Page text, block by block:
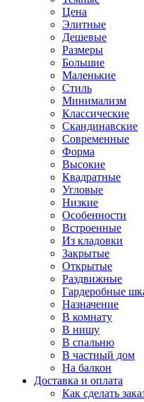
Цена
Элитные
Дешевые
Размеры
Большие
Маленькие
Стиль
Минимализм
Классические
Скандинавские
Современные
Форма
Высокие
Квадратные
Угловые
Низкие
Особенности
Встроенные
Из кладовки
Закрытые
Открытые
Раздвижные
Гардеробные
Назначение
В комнату
В нишу
В спальню
В частный дом
На балкон
Доставка и оплата
Как сделать